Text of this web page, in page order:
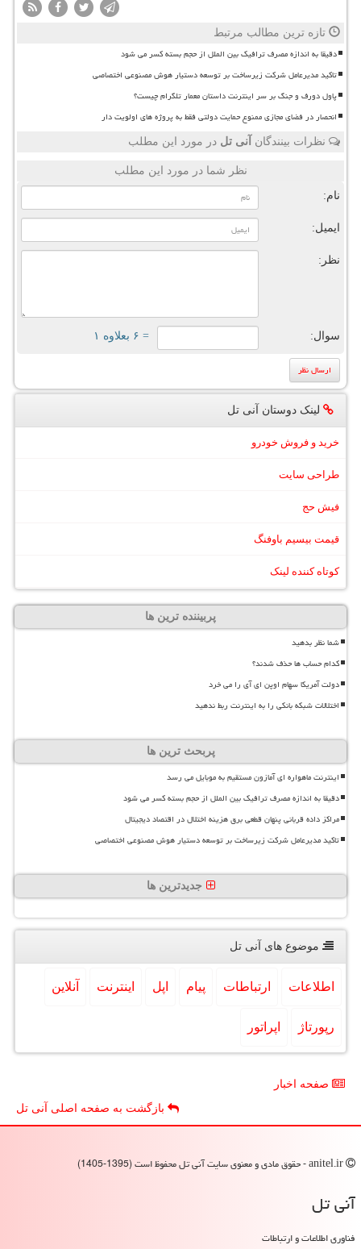
تازه ترین مطالب مرتبط
دقیقا به اندازه مصرف ترافیک بین الملل از حجم بسته کسر می شود
تاکید مدیرعامل شرکت زیرساخت بر توسعه دستیار هوش مصنوعی اختصاصی
پاول دورف و جنگ بر سر اینترنت داستان معمار تلگرام چیست؟
انحصار در فضای مجازی ممنوع حمایت دولتی فقط به پروژه های اولویت دار
نظرات بینندگان آنی تل در مورد این مطلب
نظر شما در مورد این مطلب
نام:
ایمیل:
نظر:
سوال: = ۶ بعلاوه ۱
لینک دوستان آنی تل
خرید و فروش خودرو
طراحی سایت
فیش حج
قیمت بیسیم باوفنگ
کوتاه کننده لینک
پربیننده ترین ها
شما نظر بدهید
کدام حساب ها حذف شدند؟
دولت آمریکا سهام اوپن ای آی را می خرد
اختلالات شبکه بانکی را به اینترنت ربط ندهید
پربحث ترین ها
اینترنت ماهواره ای آمازون مستقیم به موبایل می رسد
دقیقا به اندازه مصرف ترافیک بین الملل از حجم بسته کسر می شود
مراکز داده قربانی پنهان قطعی برق هزینه اختلال در اقتصاد دیجیتال
تاکید مدیرعامل شرکت زیرساخت بر توسعه دستیار هوش مصنوعی اختصاصی
جدیدترین ها
موضوع های آنی تل
اطلاعات ارتباطات پیام اپل اینترنت آنلاین
رپورتاژ اپراتور
صفحه اخبار
بازگشت به صفحه اصلی آنی تل
آنی تل
فناوری اطلاعات و ارتباطات